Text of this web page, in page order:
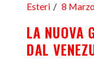
Esteri 8
LA NUOVA
DAL